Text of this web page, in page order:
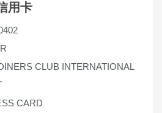
用卡
CLUB INTERNATIONAL
CARD